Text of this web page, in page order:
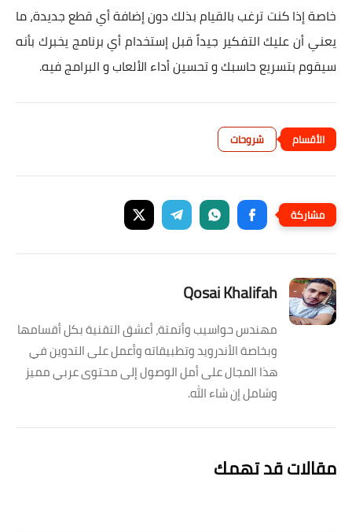
خاصة إذا كنت ترغب بالقيام بذلك دون إضافة أي قطع جديدة، ما
يعني أن عليك التفكير جيداً قبل إستخدام أي برنامج يخبرك بأنه
سيقوم بتسريع حاسبك و تحسين أداء الألعاب و البرامج فيه.
شروحات
Qosai Khalifah
مهندس حواسيب وأتمتة، أعشق التقنية بكل أقسامها
وبخاصة الأندرويد وتطبيقاته وأعمل على التدوين في
هذا المجال على أمل الوصول إلى محتوى عربي مميز
وشامل إن شاء الله.
مقالات قد تهمك